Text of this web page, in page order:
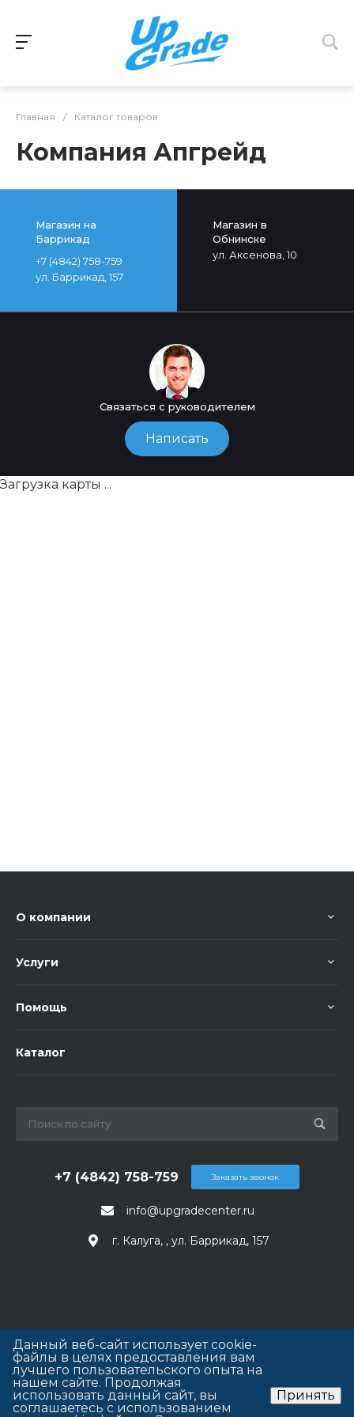
Главная / Каталог товаров
Компания Апгрейд
Магазин на
Баррикад
+7 (4842) 758-759
ул. Баррикад, 157
Магазин в
Обнинске
ул. Аксенова, 10
Связаться с руководителем
Написать
Загрузка карты ...
О компании
Услуги
Помощь
Каталог
info@upgradecenter.ru
+7 (4842) 758-759
г. Калуга, , ул. Баррикад, 157
Заказать звонок
Данный веб-сайт использует cookie-
файлы в целях предоставления вам
лучшего пользовательского опыта на
нашем сайте. Продолжая
использовать данный сайт, вы
соглашаетесь с использованием
Принять